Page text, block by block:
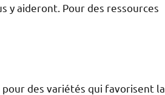
y aideront. Pour des ressources
pour des variétés qui favorisent la